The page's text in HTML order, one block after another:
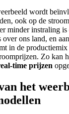
wordt
ook op de
minder instraling
ons land, en
in de
Zo kan
time prijzen
het